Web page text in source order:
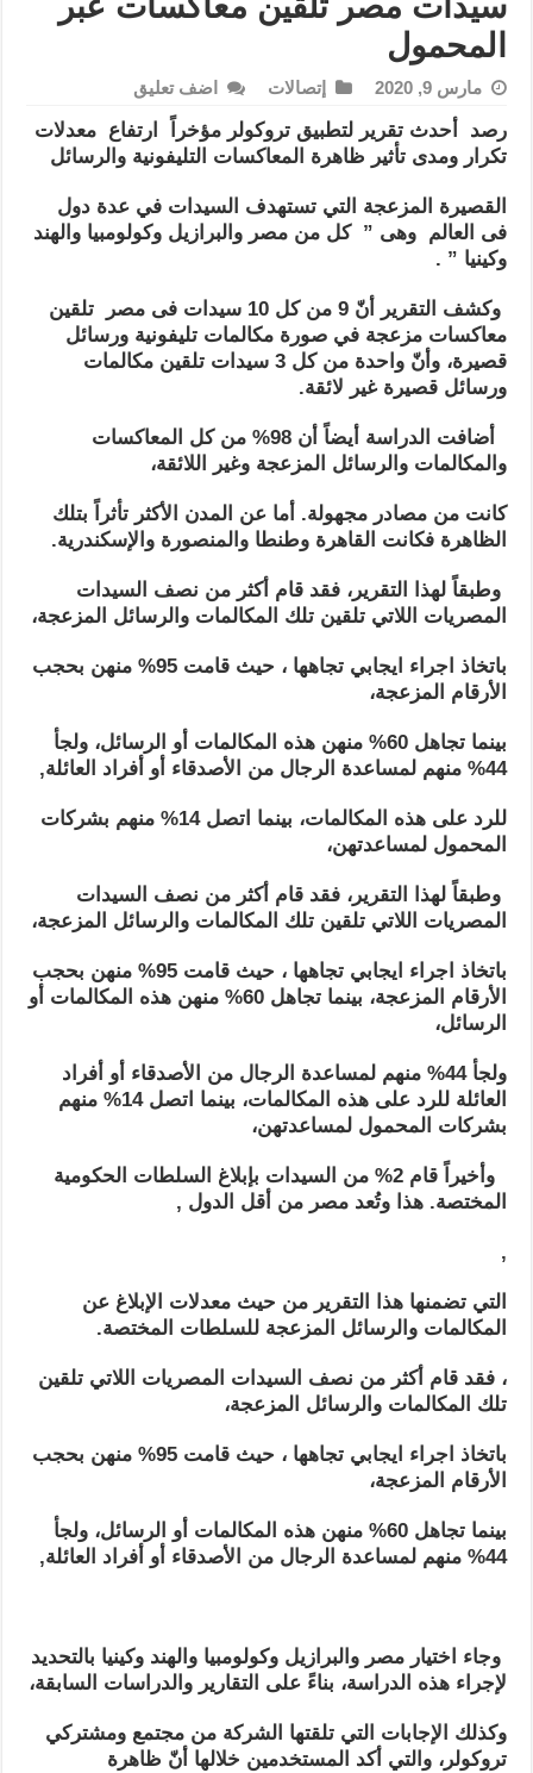
المحمول
مارس 9, 2020 إتصالات اضف تعليق
رصد أحدث تقرير لتطبيق تروكولر مؤخراً ارتفاع معدلات
تكرار ومدى تأثير ظاهرة المعاكسات التليفونية والرسائل
القصيرة المزعجة التي تستهدف السيدات في عدة دول
فى العالم وهى ” كل من مصر والبرازيل وكولومبيا والهند
وكينيا ” .
وكشف التقرير أنّ 9 من كل 10 سيدات فى مصر تلقين
معاكسات مزعجة في صورة مكالمات تليفونية ورسائل
قصيرة، وأنّ واحدة من كل 3 سيدات تلقين مكالمات
ورسائل قصيرة غير لائقة.
أضافت الدراسة أيضاً أن 98% من كل المعاكسات
والمكالمات والرسائل المزعجة وغير اللائقة،
كانت من مصادر مجهولة. أما عن المدن الأكثر تأثراً بتلك
الظاهرة فكانت القاهرة وطنطا والمنصورة والإسكندرية.
وطبقاً لهذا التقرير، فقد قام أكثر من نصف السيدات
المصريات اللاتي تلقين تلك المكالمات والرسائل المزعجة،
باتخاذ اجراء ايجابي تجاهها ، حيث قامت 95% منهن بحجب
الأرقام المزعجة،
بينما تجاهل 60% منهن هذه المكالمات أو الرسائل، ولجأ
44% منهم لمساعدة الرجال من الأصدقاء أو أفراد العائلة,
للرد على هذه المكالمات، بينما اتصل 14% منهم بشركات
المحمول لمساعدتهن،
وطبقاً لهذا التقرير، فقد قام أكثر من نصف السيدات
المصريات اللاتي تلقين تلك المكالمات والرسائل المزعجة،
باتخاذ اجراء ايجابي تجاهها ، حيث قامت 95% منهن بحجب
الأرقام المزعجة، بينما تجاهل 60% منهن هذه المكالمات أو
الرسائل،
ولجأ 44% منهم لمساعدة الرجال من الأصدقاء أو أفراد
العائلة للرد على هذه المكالمات، بينما اتصل 14% منهم
بشركات المحمول لمساعدتهن،
وأخيراً قام 2% من السيدات بإبلاغ السلطات الحكومية
المختصة. هذا وتُعد مصر من أقل الدول ,
,
التي تضمنها هذا التقرير من حيث معدلات الإبلاغ عن
المكالمات والرسائل المزعجة للسلطات المختصة.
، فقد قام أكثر من نصف السيدات المصريات اللاتي تلقين
تلك المكالمات والرسائل المزعجة،
باتخاذ اجراء ايجابي تجاهها ، حيث قامت 95% منهن بحجب
الأرقام المزعجة،
بينما تجاهل 60% منهن هذه المكالمات أو الرسائل، ولجأ
44% منهم لمساعدة الرجال من الأصدقاء أو أفراد العائلة,
وجاء اختيار مصر والبرازيل وكولومبيا والهند وكينيا بالتحديد
لإجراء هذه الدراسة، بناءً على التقارير والدراسات السابقة،
وكذلك الإجابات التي تلقتها الشركة من مجتمع ومشتركي
تروكولر، والتي أكد المستخدمين خلالها أنّ ظاهرة